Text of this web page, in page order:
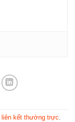
liên kết thường trực.